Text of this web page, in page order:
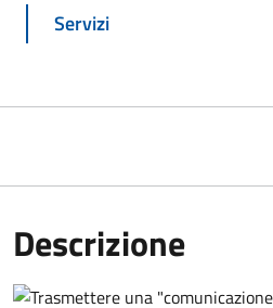
Servizi
Descrizione